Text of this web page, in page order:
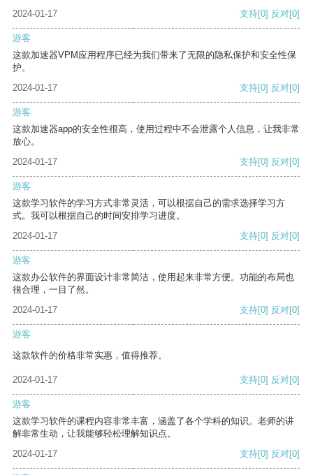
2024-01-17
支持[0] 反对[0]
游客
这款加速器VPM应用程序已经为我们带来了无限的隐私保护和安全性保
护。
2024-01-17
支持[0] 反对[0]
游客
这款加速器app的安全性很高，使用过程中不会泄露个人信息，让我非常
放心。
2024-01-17
支持[0] 反对[0]
游客
这款学习软件的学习方式非常灵活，可以根据自己的需求选择学习方
式。我可以根据自己的时间安排学习进度。
2024-01-17
支持[0] 反对[0]
游客
这款办公软件的界面设计非常简洁，使用起来非常方便。功能的布局也
很合理，一目了然。
2024-01-17
支持[0] 反对[0]
游客
这款软件的价格非常实惠，值得推荐。
2024-01-17 支持[0] 反对[0]
游客
这款学习软件的课程内容非常丰富，涵盖了各个学科的知识。老师的讲
解非常生动，让我能够轻松理解知识点。
2024-01-17
支持[0] 反对[0]